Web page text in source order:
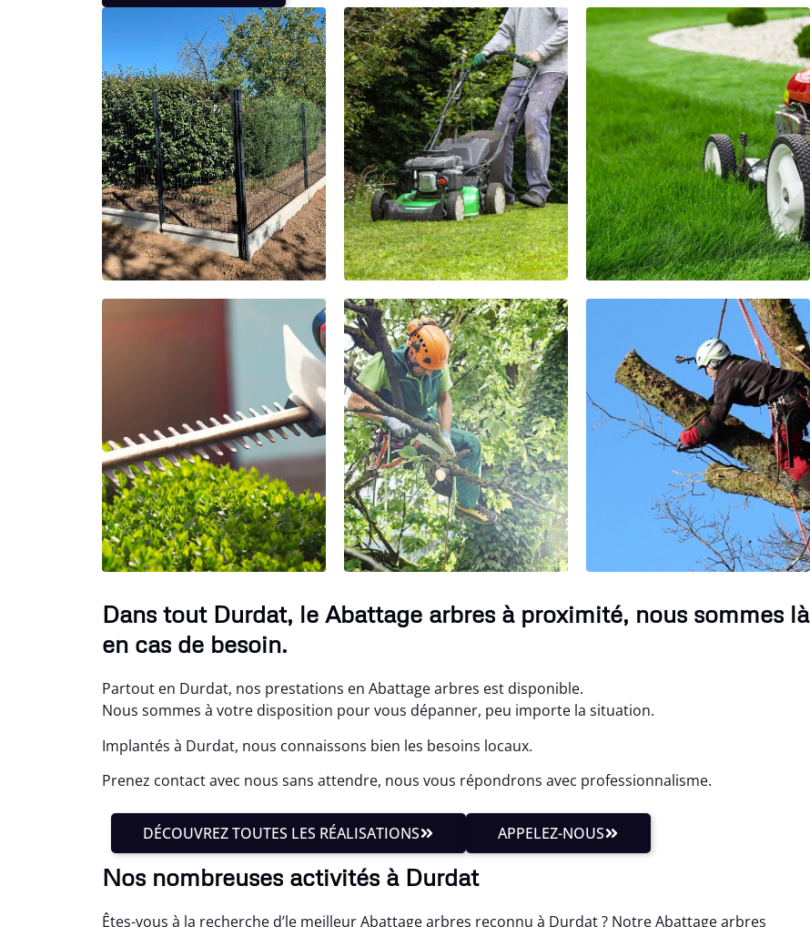
Dans tout Durdat, le Abattage arbres à proximité, nous sommes là
en cas de besoin.
Partout en Durdat, nos prestations en Abattage arbres est disponible.
Nous sommes à votre disposition pour vous dépanner, peu importe la situation.
Implantés à Durdat, nous connaissons bien les besoins locaux.
Prenez contact avec nous sans attendre, nous vous répondrons avec professionnalisme.
DÉCOUVREZ TOUTES LES RÉALISATIONS APPELEZ-NOUS
Nos nombreuses activités à Durdat
Êtes-vous à la recherche d’le meilleur Abattage arbres reconnu à Durdat ? Notre Abattage arbres